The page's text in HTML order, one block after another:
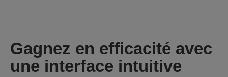
Gagnez en efficacité avec
une interface intuitive